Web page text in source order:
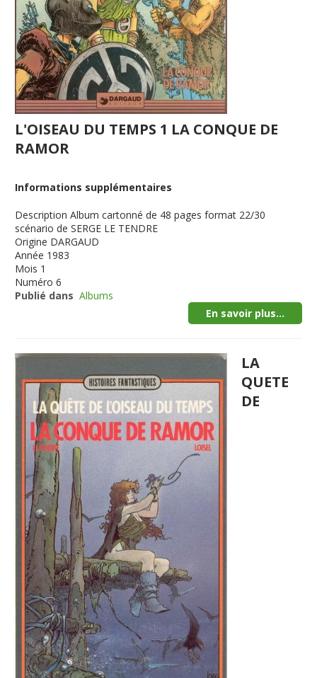
L'OISEAU DU TEMPS 1 LA CONQUE DE
RAMOR
Informations supplémentaires
Description Album cartonné de 48 pages format 22/30
scénario de SERGE LE TENDRE
Origine DARGAUD
Année 1983
Mois 1
Numéro 6
Publié dans Albums
En savoir plus...
LA
QUETE
DE